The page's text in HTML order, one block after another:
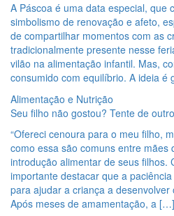
A Páscoa é uma data especial, que
simbolismo de renovação e afeto,
de compartilhar momentos com as
tradicionalmente presente nesse
vilão na alimentação infantil. Mas,
consumido com equilíbrio. A ideia
Alimentação e Nutrição
Seu filho não gostou? Tente de
“Ofereci cenoura para o meu filho,
como essa são comuns entre mães
introdução alimentar de seus filhos.
importante destacar que a
para ajudar a criança a
Após meses de amamentação, a […]